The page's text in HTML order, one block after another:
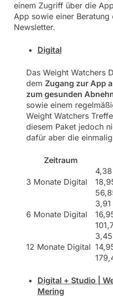
einem Zugriff über die
App sowie einer Beratung
Newsletter.
Digital
Das Weight Watchers
dem Zugang zur App
zum gesunden
sowie einem
Weight Watchers
diesem Paket jedoch
dafür aber die
Zeitraum
3 Monate Digital
6 Monate Digital
12 Monate Digital
Digital + Studio |
Mering